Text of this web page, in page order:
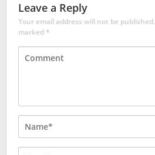
Leave a Reply
Your email address will not be published.
marked*